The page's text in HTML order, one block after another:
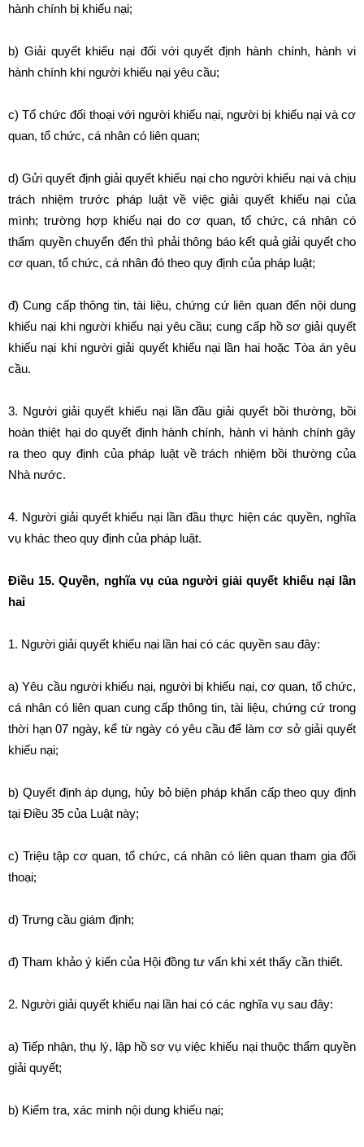
hành chính bị khiếu nại;
b) Giải quyết khiếu nại đối với quyết định hành chính, hành vi
hành chính khi người khiếu nại yêu cầu;
c) Tổ chức đối thoại với người khiếu nại, người bị khiếu nại và cơ
quan, tổ chức, cá nhân có liên quan;
d) Gửi quyết định giải quyết khiếu nại cho người khiếu nại và chịu
trách nhiệm trước pháp luật về việc giải quyết khiếu nại của
mình; trường hợp khiếu nại do cơ quan, tổ chức, cá nhân có
thẩm quyền chuyển đến thì phải thông báo kết quả giải quyết cho
cơ quan, tổ chức, cá nhân đó theo quy định của pháp luật;
đ) Cung cấp thông tin, tài liệu, chứng cứ liên quan đến nội dung
khiếu nại khi người khiếu nại yêu cầu; cung cấp hồ sơ giải quyết
khiếu nại khi người giải quyết khiếu nại lần hai hoặc Tòa án yêu
cầu.
3. Người giải quyết khiếu nại lần đầu giải quyết bồi thường, bồi
hoàn thiệt hại do quyết định hành chính, hành vi hành chính gây
ra theo quy định của pháp luật về trách nhiệm bồi thường của
Nhà nước.
4. Người giải quyết khiếu nại lần đầu thực hiện các quyền, nghĩa
vụ khác theo quy định của pháp luật.
Điều 15. Quyền, nghĩa vụ của người giải quyết khiếu nại lần
hai
1. Người giải quyết khiếu nại lần hai có các quyền sau đây:
a) Yêu cầu người khiếu nại, người bị khiếu nại, cơ quan, tổ chức,
cá nhân có liên quan cung cấp thông tin, tài liệu, chứng cứ trong
thời hạn 07 ngày, kể từ ngày có yêu cầu để làm cơ sở giải quyết
khiếu nại;
b) Quyết định áp dụng, hủy bỏ biện pháp khẩn cấp theo quy định
tại Điều 35 của Luật này;
c) Triệu tập cơ quan, tổ chức, cá nhân có liên quan tham gia đối
thoại;
d) Trưng cầu giám định;
đ) Tham khảo ý kiến của Hội đồng tư vấn khi xét thấy cần thiết.
2. Người giải quyết khiếu nại lần hai có các nghĩa vụ sau đây:
a) Tiếp nhận, thụ lý, lập hồ sơ vụ việc khiếu nại thuộc thẩm quyền
giải quyết;
b) Kiểm tra, xác minh nội dung khiếu nại;